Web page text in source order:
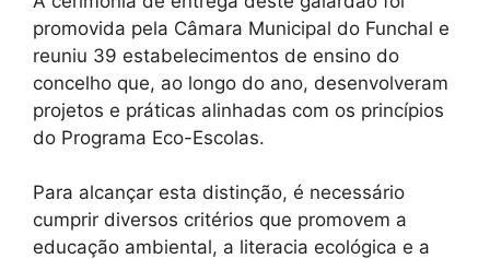
promovida pela Câmara Municipal do Funchal e
reuniu 39 estabelecimentos de ensino do
concelho que, ao longo do ano, desenvolveram
projetos e práticas alinhadas com os princípios
do Programa Eco-Escolas.
Para alcançar esta distinção, é necessário
cumprir diversos critérios que promovem a
educação ambiental, a literacia ecológica e a